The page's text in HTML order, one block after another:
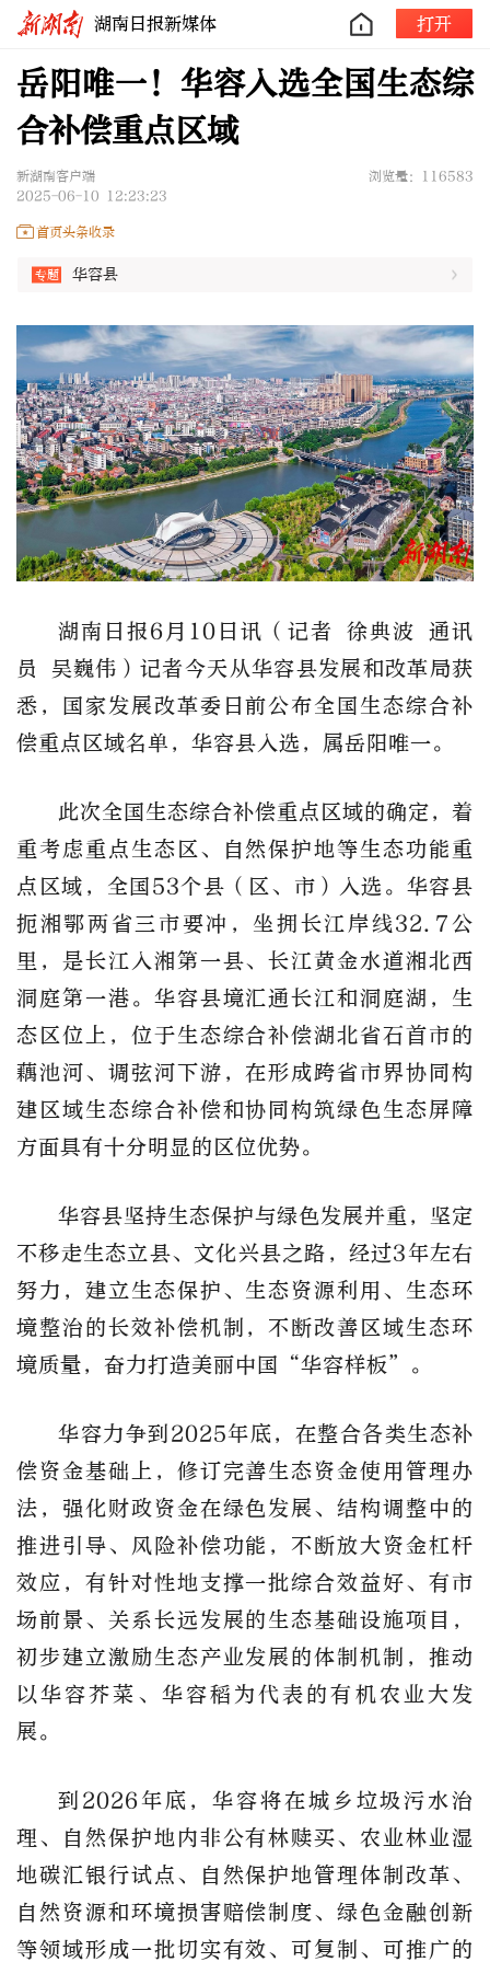
湖南日报新媒体 打开
岳阳唯一！华容入选全国生态综
合补偿重点区域
新湖南客户端
浏览量：116583
2025-06-10 12:23:23
首页头条收录
华容县
湖南日报6月10日讯（记者 徐典波 通讯
员 吴巍伟）记者今天从华容县发展和改革局获
悉，国家发展改革委日前公布全国生态综合补
偿重点区域名单，华容县入选，属岳阳唯一。
此次全国生态综合补偿重点区域的确定，着
重考虑重点生态区、自然保护地等生态功能重
点区域，全国53个县（区、市）入选。华容县
扼湘鄂两省三市要冲，坐拥长江岸线32.7公
里，是长江入湘第一县、长江黄金水道湘北西
洞庭第一港。华容县境汇通长江和洞庭湖，生
态区位上，位于生态综合补偿湖北省石首市的
藕池河、调弦河下游，在形成跨省市界协同构
建区域生态综合补偿和协同构筑绿色生态屏障
方面具有十分明显的区位优势。
华容县坚持生态保护与绿色发展并重，坚定
不移走生态立县、文化兴县之路，经过3年左右
努力，建立生态保护、生态资源利用、生态环
境整治的长效补偿机制，不断改善区域生态环
境质量，奋力打造美丽中国“华容样板”。
华容力争到2025年底，在整合各类生态补
偿资金基础上，修订完善生态资金使用管理办
法，强化财政资金在绿色发展、结构调整中的
推进引导、风险补偿功能，不断放大资金杠杆
效应，有针对性地支撑一批综合效益好、有市
场前景、关系长远发展的生态基础设施项目，
初步建立激励生态产业发展的体制机制，推动
以华容芥菜、华容稻为代表的有机农业大发
展。
到2026年底，华容将在城乡垃圾污水治
理、自然保护地内非公有林赎买、农业林业湿
地碳汇银行试点、自然保护地管理体制改革、
自然资源和环境损害赔偿制度、绿色金融创新
等领域形成一批切实有效、可复制、可推广的